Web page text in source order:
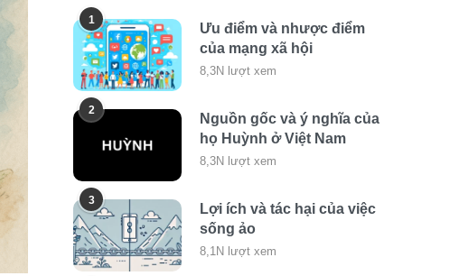
1
Ưu điểm và nhược điểm
của mạng xã hội
8,3N lượt xem
2
Nguồn gốc và ý nghĩa của
họ Huỳnh ở Việt Nam
8,3N lượt xem
3
Lợi ích và tác hại của việc
sống ảo
8,1N lượt xem